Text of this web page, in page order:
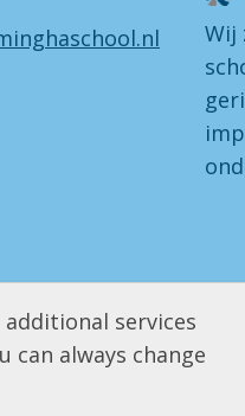
Wij
additional services
can always change